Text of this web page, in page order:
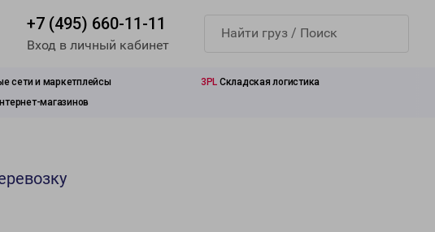
+7 (495) 660-11-11
Вход в личный кабинет
сети и маркетплейсы 3PL Складская логистика
магазинов